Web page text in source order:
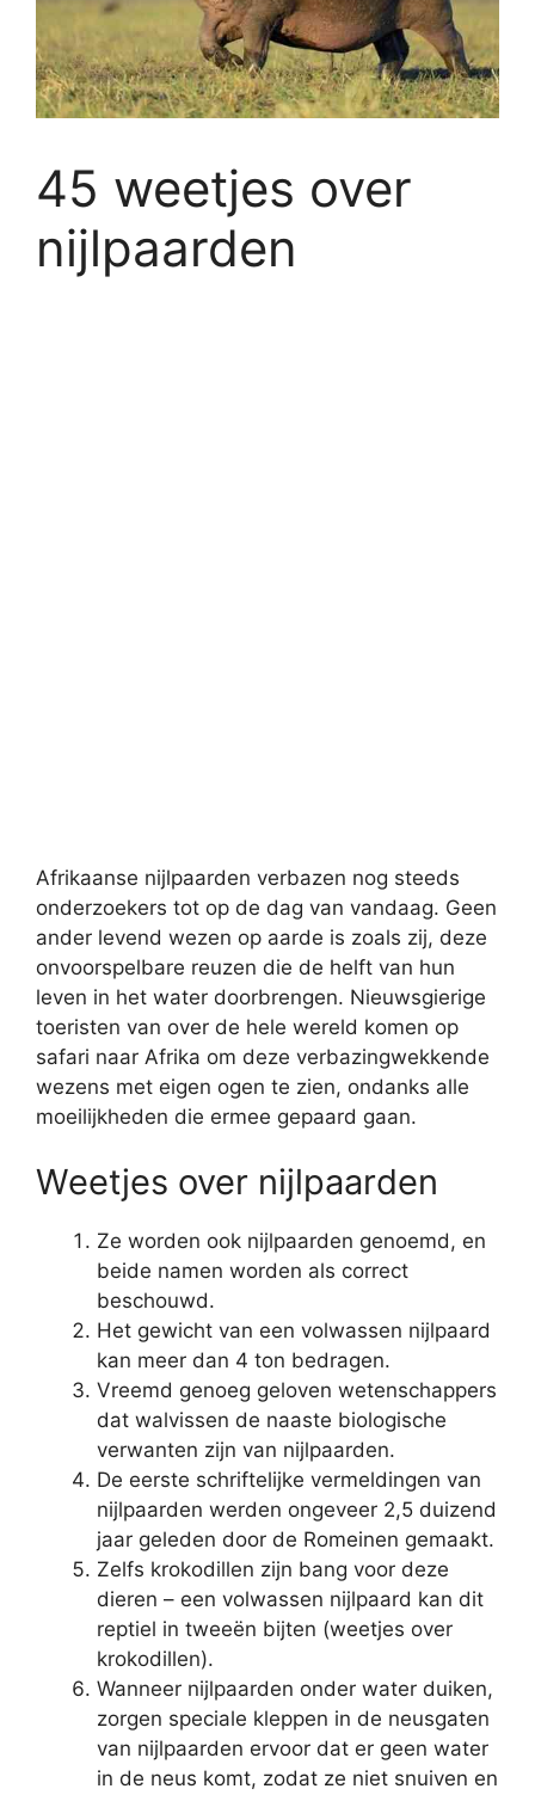
45 weetjes over
nijlpaarden
Afrikaanse nijlpaarden verbazen nog steeds
onderzoekers tot op de dag van vandaag. Geen
ander levend wezen op aarde is zoals zij, deze
onvoorspelbare reuzen die de helft van hun
leven in het water doorbrengen. Nieuwsgierige
toeristen van over de hele wereld komen op
safari naar Afrika om deze verbazingwekkende
wezens met eigen ogen te zien, ondanks alle
moeilijkheden die ermee gepaard gaan.
Weetjes over nijlpaarden
Ze worden ook nijlpaarden genoemd, en
beide namen worden als correct
beschouwd.
Het gewicht van een volwassen nijlpaard
kan meer dan 4 ton bedragen.
Vreemd genoeg geloven wetenschappers
dat walvissen de naaste biologische
verwanten zijn van nijlpaarden.
De eerste schriftelijke vermeldingen van
nijlpaarden werden ongeveer 2,5 duizend
jaar geleden door de Romeinen gemaakt.
Zelfs krokodillen zijn bang voor deze
dieren – een volwassen nijlpaard kan dit
reptiel in tweeën bijten (weetjes over
krokodillen).
Wanneer nijlpaarden onder water duiken,
zorgen speciale kleppen in de neusgaten
van nijlpaarden ervoor dat er geen water
in de neus komt, zodat ze niet snuiven en